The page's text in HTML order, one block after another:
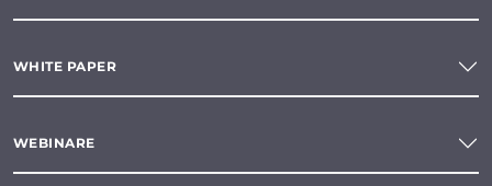
WHITE PAPER
WEBINARE